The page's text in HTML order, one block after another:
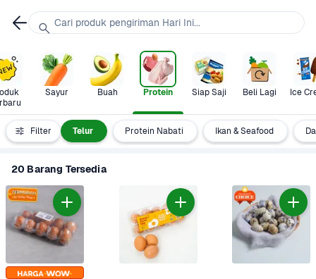
Sayur Buah Protein Siap Saji Beli Lagi Ice
Filter
& Unggas Telur Protein Nabati Ikan & Seafood
20 Barang Tersedia
Cari produk pengiriman Hari Ini...